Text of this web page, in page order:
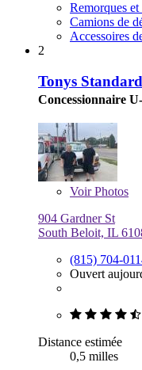
Remorques
Camions de
Accessoires
2
Tonys
Concessionnaire
VoirPhotos
904 Gardner St
South Beloit, IL
(815) 704-
Ouvert
Distance estimée
0,5 milles